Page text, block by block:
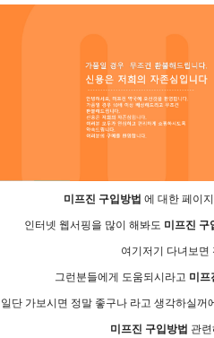
미­프진 구입방법 에 대한 페이
인터넷 웹서핑을 많이 해봐도 미­프진 구
여기저기 다녀보면
그런분들에게 도움되시라고 미­프
일단 가보시면 정말 좋구나 라고 생각하실
미­프진 구입방법 관